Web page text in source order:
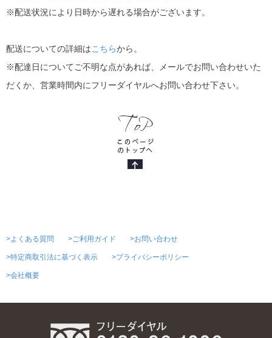
※配送状況により日時から遅れる場合がございます。
配送についての詳細はこちらから。
※配達日についてご不明な点があれば、メールでお問い合わせいた
だくか、営業時間内にフリーダイヤルへお問い合わせ下さい。
>よくある質問 >ご利用ガイド >お問い合わせ
>特定商取引法に基づく表示 >プライバシーポリシー
>会社概要